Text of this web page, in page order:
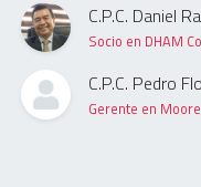
C.P.C. Daniel
Socio en DHAM
C.P.C. Pedro
Gerente en